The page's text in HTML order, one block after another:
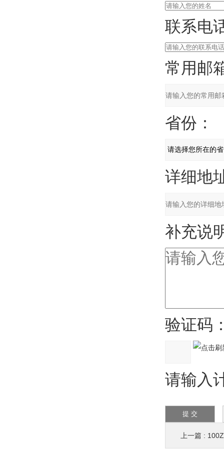
联系电话
常用邮箱
省份：
详细地址
补充说明
验证码
请输入
上一篇 :